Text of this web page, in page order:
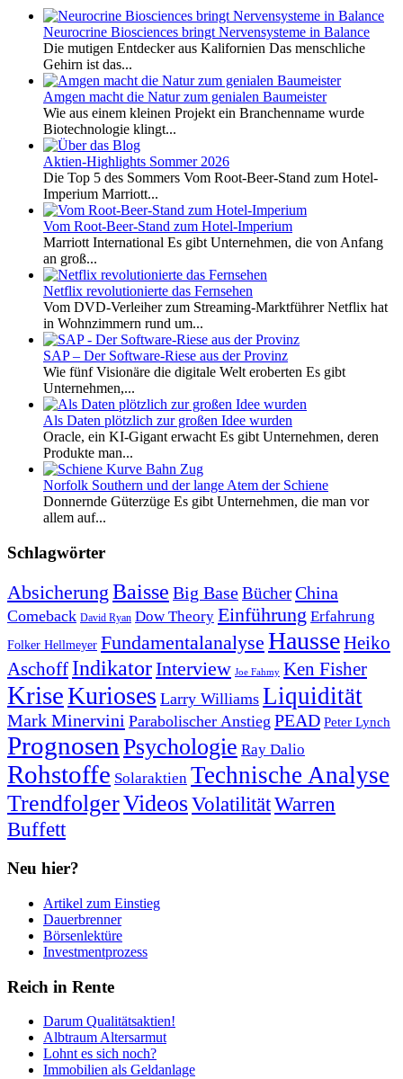
Neurocrine Biosciences bringt Nervensysteme in Balance
Die mutigen Entdecker aus Kalifornien Das menschliche
Gehirn ist das...
Amgen macht die Natur zum genialen Baumeister
Wie aus einem kleinen Projekt ein Branchenname wurde
Biotechnologie klingt...
Aktien-Highlights Sommer 2026
Die Top 5 des Sommers Vom Root-Beer-Stand zum Hotel-
Imperium Marriott...
Vom Root-Beer-Stand zum Hotel-Imperium
Marriott International Es gibt Unternehmen, die von Anfang
an groß...
Netflix revolutionierte das Fernsehen
Vom DVD-Verleiher zum Streaming-Marktführer Netflix hat
in Wohnzimmern rund um...
SAP – Der Software-Riese aus der Provinz
Wie fünf Visionäre die digitale Welt eroberten Es gibt
Unternehmen,...
Als Daten plötzlich zur großen Idee wurden
Oracle, ein KI-Gigant erwacht Es gibt Unternehmen, deren
Produkte man...
Norfolk Southern und der lange Atem der Schiene
Donnernde Güterzüge Es gibt Unternehmen, die man vor
allem auf...
Schlagwörter
Absicherung Baisse Big BaseBücherChina
Comeback David Ryan Dow Theory Einführung Erfahrung
Folker Hellmeyer Fundamentalanalyse HausseHeiko
Aschoff IndikatorInterview Joe Fahmy Ken Fisher
KriseKurioses Larry Williams Liquidität
Mark Minervini Parabolischer Anstieg PEAD Peter Lynch
Prognosen Psychologie Ray Dalio
Rohstoffe Solaraktien Technische Analyse
TrendfolgerVideosVolatilitätWarren
Buffett
Neu hier?
Artikel zum Einstieg
Dauerbrenner
Börsenlektüre
Investmentprozess
Reich in Rente
Darum Qualitätsaktien!
Albtraum Altersarmut
Lohnt es sich noch?
Immobilien als Geldanlage